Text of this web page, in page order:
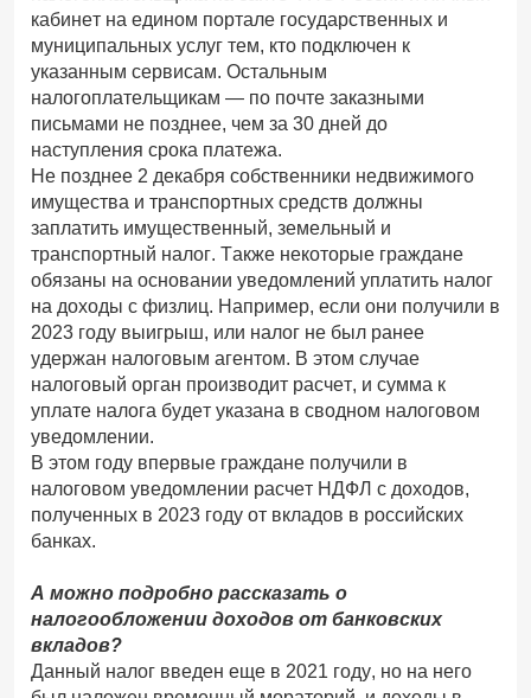
кабинет на едином портале государственных и
муниципальных услуг тем, кто подключен к
указанным сервисам. Остальным
налогоплательщикам — по почте заказными
письмами не позднее, чем за 30 дней до
наступления срока платежа.
Не позднее 2 декабря собственники недвижимого
имущества и транспортных средств должны
заплатить имущественный, земельный и
транспортный налог. Также некоторые граждане
обязаны на основании уведомлений уплатить налог
на доходы с физлиц. Например, если они получили в
2023 году выигрыш, или налог не был ранее
удержан налоговым агентом. В этом случае
налоговый орган производит расчет, и сумма к
уплате налога будет указана в сводном налоговом
уведомлении.
В этом году впервые граждане получили в
налоговом уведомлении расчет НДФЛ с доходов,
полученных в 2023 году от вкладов в российских
банках.
А можно подробно рассказать о
налогообложении доходов от банковских
вкладов?
Данный налог введен еще в 2021 году, но на него